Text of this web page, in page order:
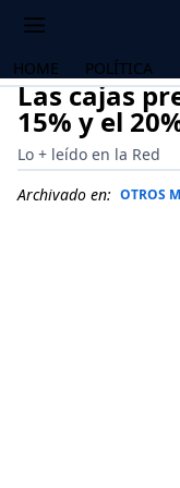
HOME POLÍTICA
Las cajas
15% y el
Lo + leído en la Red
Archivado en: OTROS